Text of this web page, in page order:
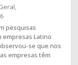
pesquisas
empresas Latino
se que nos
empresas têm